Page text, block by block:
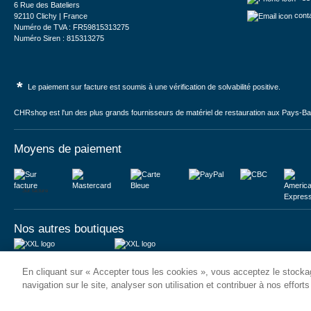
6 Rue des Bateliers
92110 Clichy | France
Numéro de TVA : FR59815313275
Numéro Siren : 815313275
* Le paiement sur facture est soumis à une vérification de solvabilité positive.
CHRshop est l'un des plus grands fournisseurs de matériel de restauration aux Pays-
Moyens de paiement
Sur facture
Nos autres boutiques
Königsborner Straße 26a
39175 Biederitz | Deutschland
Vrijheidweg 34
1521RR Wormerveer | Nederland
En cliquant sur « Accepter tous les cookies », vous acceptez le
navigation sur le site, analyser son utilisation et contribuer à nos